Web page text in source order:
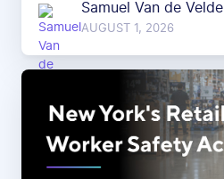
Samuel Van de Velde
AUGUST 1, 2026